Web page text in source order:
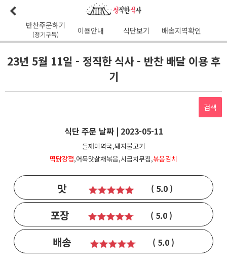
반찬주문하기
(정기구독) 이용안내 식단보기 배송지역확인
공지사항
무통장입금 :기업은행 345-138974-01-026
23년 5월 11일 - 정직한 식사 - 반찬 배달 이용 후
기
검색
식단 주문 날짜 | 2023-05-11
들깨미역국,돼지불고기
떡닭강정,어묵맛살채볶음,시금치무침,볶음김치
맛 ( 5.0 )
포장 ( 5.0 )
배송 ( 5.0 )